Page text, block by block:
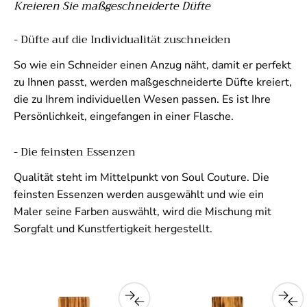
Kreieren Sie maßgeschneiderte Düfte
- Düfte auf die Individualität zuschneiden
So wie ein Schneider einen Anzug näht, damit er perfekt
zu Ihnen passt, werden maßgeschneiderte Düfte kreiert,
die zu Ihrem individuellen Wesen passen. Es ist Ihre
Persönlichkeit, eingefangen in einer Flasche.
- Die feinsten Essenzen
Qualität steht im Mittelpunkt von Soul Couture. Die
feinsten Essenzen werden ausgewählt und wie ein
Maler seine Farben auswählt, wird die Mischung mit
Sorgfalt und Kunstfertigkeit hergestellt.